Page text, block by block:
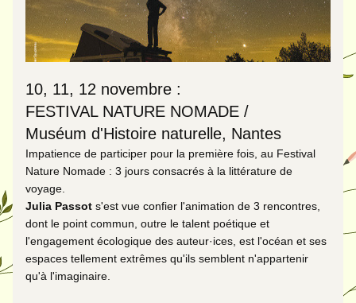
10, 11, 12 novembre :
FESTIVAL NATURE NOMADE /
Muséum d'Histoire naturelle, Nantes
Impatience de participer pour la première fois, au Festival
Nature Nomade : 3 jours consacrés à la littérature de
voyage.
Julia Passot s'est vue confier l'animation de 3 rencontres,
dont le point commun, outre le talent poétique et
l'engagement écologique des auteur·ices, est l'océan et ses
espaces tellement extrêmes qu'ils semblent n'appartenir
qu'à l'imaginaire.